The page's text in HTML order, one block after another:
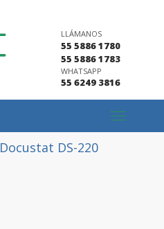
LLÁMANOS
55 5886 1780
55 5886 1783
WHATSAPP
55 6249 3816
Toggle
navigation
Docustat DS-220